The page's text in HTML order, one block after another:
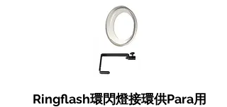
Ringflash環閃燈接環供Para用